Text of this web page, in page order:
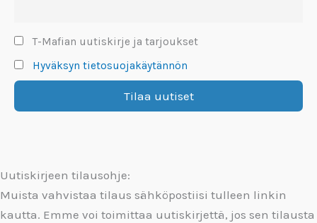
T-Mafian uutiskirje ja tarjoukset
Hyväksyn tietosuojakäytännön
Uutiskirjeen tilausohje:
Muista vahvistaa tilaus sähköpostiisi tulleen linkin
kautta. Emme voi toimittaa uutiskirjettä, jos sen tilausta